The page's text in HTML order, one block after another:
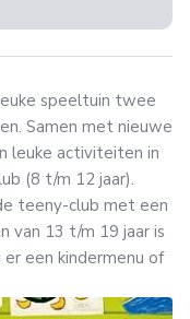
speeltuin twee
Samen met nieuwe
leuke activiteiten in
(8 t/m 12 jaar).
teeny-club met een
van 13 t/m 19 jaar is
een kindermenu of